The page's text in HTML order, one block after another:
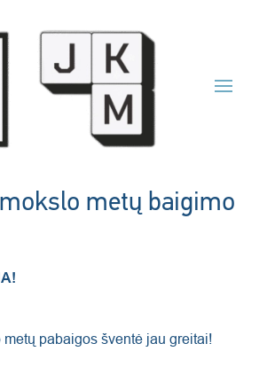
metų baigimo
pabaigos šventė jau greitai!